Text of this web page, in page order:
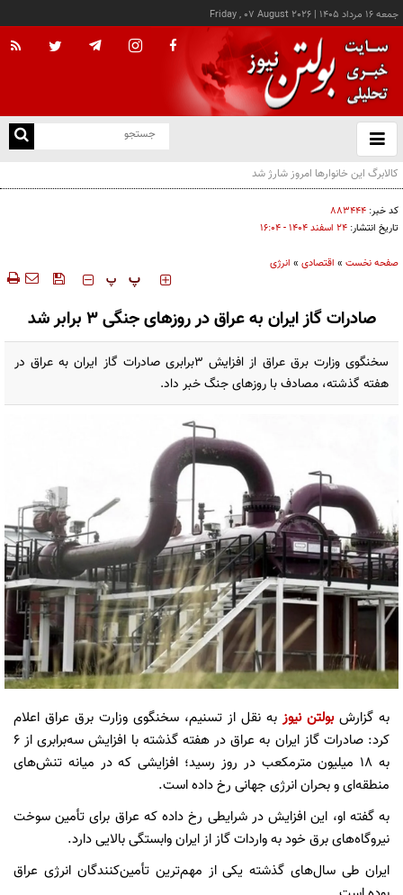
جمعه ۱۶ مرداد ۱۴۰۵ |
Friday , 07 August 2026
باز
و
کد خبر: ۸۸۳۴۴۴
تاریخ انتشار: ۲۴ اسفند ۱۴۰۴ - ۱۶:۰۴
صفحه نخست » اقتصادی » انرژی
‍‍‍ پ پ
صادرات گاز ایران به عراق در روزهای جنگی 3 برابر شد
سخنگوی وزارت برق عراق از افزایش 3برابری صادرات گاز ایران به عراق در
هفته گذشته، مصادف با روزهای جنگ خبر داد.
به گزارشبولتن نیوز به نقل از تسنیم، سخنگوی وزارت برق عراق اعلام
کرد: صادرات گاز ایران به عراق در هفته گذشته با افزایش سه‌برابری از 6
به 18 میلیون مترمکعب در روز رسید؛ افزایشی که در میانه تنش‌های
منطقه‌ای و بحران انرژی جهانی رخ داده است.
به گفته او، این افزایش در شرایطی رخ داده که عراق برای تأمین سوخت
نیروگاه‌های برق خود به واردات گاز از ایران وابستگی بالایی دارد.
ایران طی سال‌های گذشته یکی از مهم‌ترین تأمین‌کنندگان انرژی عراق